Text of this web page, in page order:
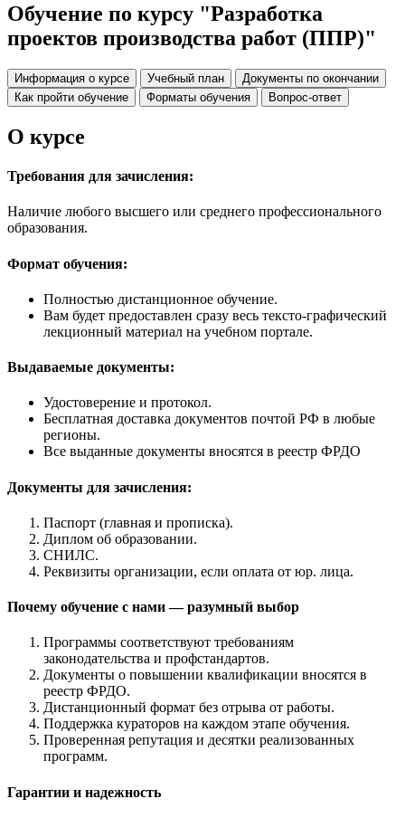
Обучение по курсу "Разработка
проектов производства работ (ППР)"
Информация о курсе Учебный план
Документы по окончании
Как пройти обучение
Форматы обучения Вопрос-ответ
О курсе
Требования для зачисления:
Наличие любого высшего или среднего профессионального
образования.
Формат обучения:
Полностью дистанционное обучение.
Вам будет предоставлен сразу весь тексто-графический
лекционный материал на учебном портале.
Выдаваемые документы:
Удостоверение и протокол.
Бесплатная доставка документов почтой РФ в любые
регионы.
Все выданные документы вносятся в реестр ФРДО
Документы для зачисления:
Паспорт (главная и прописка).
Диплом об образовании.
СНИЛС.
Реквизиты организации, если оплата от юр. лица.
Почему обучение с нами — разумный выбор
Программы соответствуют требованиям
законодательства и профстандартов.
Документы о повышении квалификации вносятся в
реестр ФРДО.
Дистанционный формат без отрыва от работы.
Поддержка кураторов на каждом этапе обучения.
Проверенная репутация и десятки реализованных
программ.
Гарантии и надежность